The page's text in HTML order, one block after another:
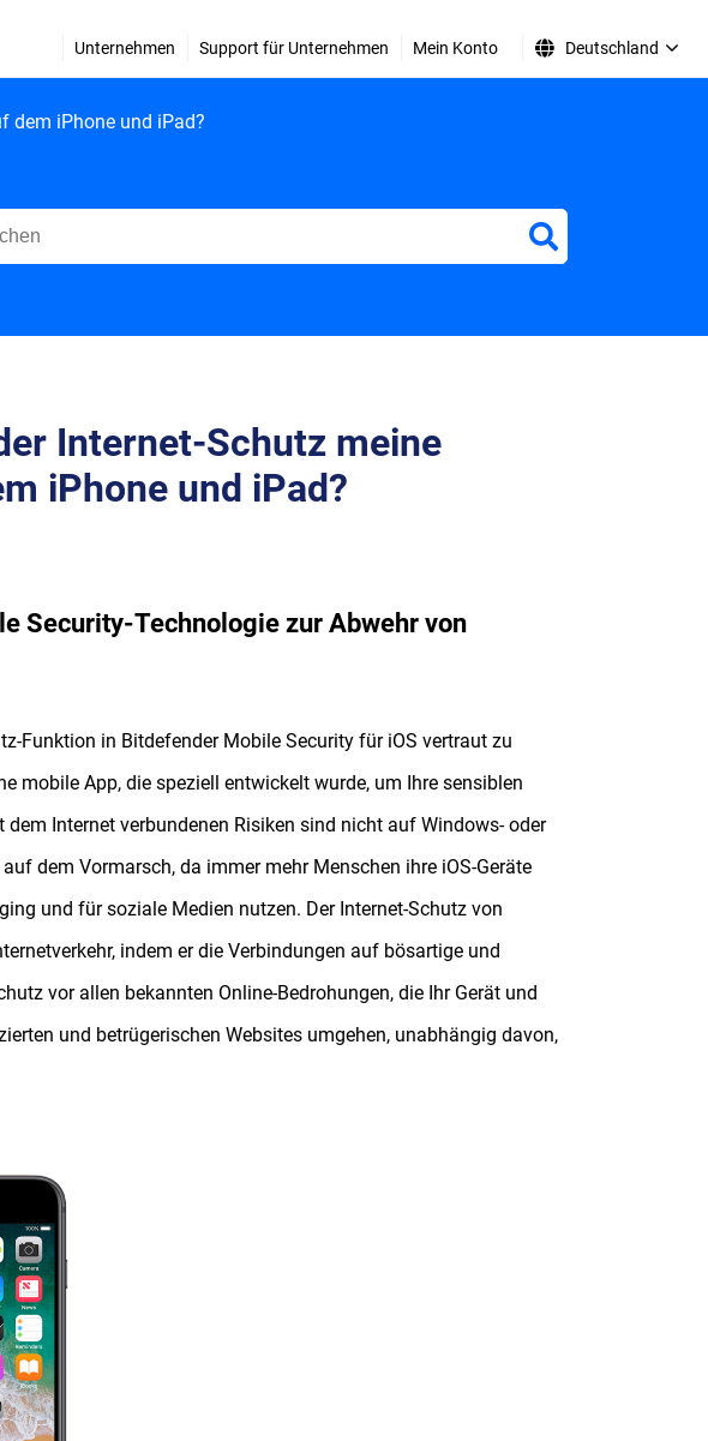
Unternehmen Support für Unternehmen Mein Konto Deutschland
dem iPhone und iPad?
Support Center
Internet-Schutz meine
iPhone und iPad?
Security-Technologie zur Abwehr von
Funktion in Bitdefender Mobile Security für iOS vertraut zu
mobile App, die speziell entwickelt wurde, um Ihre sensiblen
Internet verbundenen Risiken sind nicht auf Windows- oder
dem Vormarsch, da immer mehr Menschen ihre iOS-Geräte
und für soziale Medien nutzen. Der Internet-Schutz von
indem er die Verbindungen auf bösartige und
vor allen bekannten Online-Bedrohungen, die Ihr Gerät und
und betrügerischen Websites umgehen, unabhängig davon,